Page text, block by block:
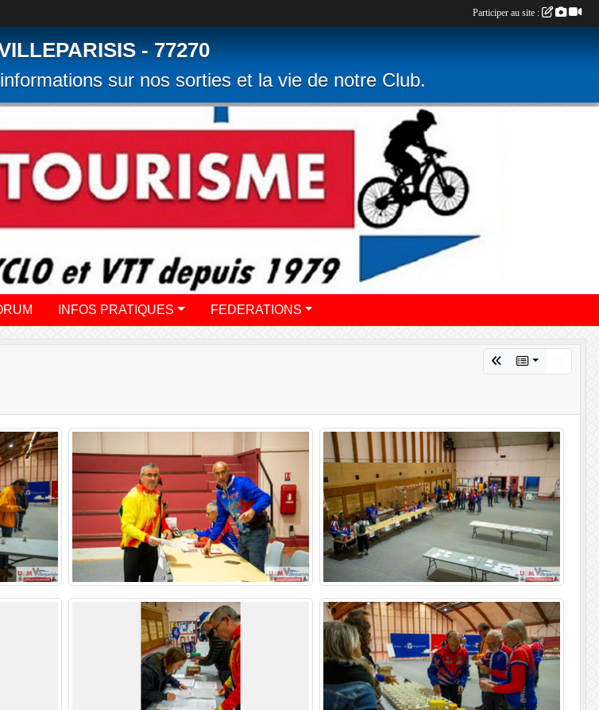
- 77270
sur nos sorties et la vie de notre Club.
INFOS PRATIQUES FEDERATIONS
Participer au site :